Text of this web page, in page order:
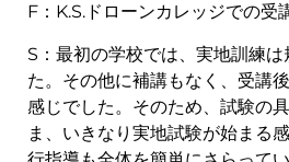
F：K.S.ドローンカレッジでの受
S：最初の学校では、実地訓練
た。その他に補講もなく、受講
感じでした。そのため、試験の
ま、いきなり実地試験が始まる